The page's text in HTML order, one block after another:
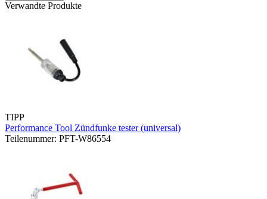
Verwandte Produkte
TIPP
Performance Tool Zündfunke tester (universal)
Teilenummer: PFT-W86554